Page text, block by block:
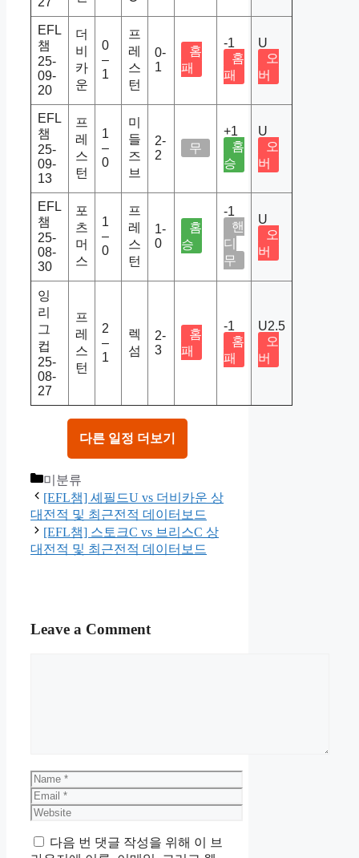
EFL
챔
25-
09-
20
더
비
카
운
0
–
1
프
레
스
턴
0-
1
홈
패
-1
홈
패
U
오
버
EFL
챔
25-
09-
13
프
레
스
턴
1
–
0
미
들
즈
브
2-
2
무
+1
홈
승
U
오
버
EFL
챔
25-
08-
30
포
츠
머
스
1
–
0
프
레
스
턴
1-
0
홈
승
-1
핸
디
무
U
오
버
잉
리
그
컵
25-
08-
27
프
레
스
턴
2
–
1
렉
섬
2-
3
홈
패
-1
홈
패
U2.5
오
버
다른 일정 더보기
Categories
미분류
[EFL챔] 셰필드U vs 더비카운 상
대전적 및 최근전적 데이터보드
[EFL챔] 스토크C vs 브리스C 상
대전적 및 최근전적 데이터보드
Leave a Comment
Name
Email
Website
다음 번 댓글 작성을 위해 이 브